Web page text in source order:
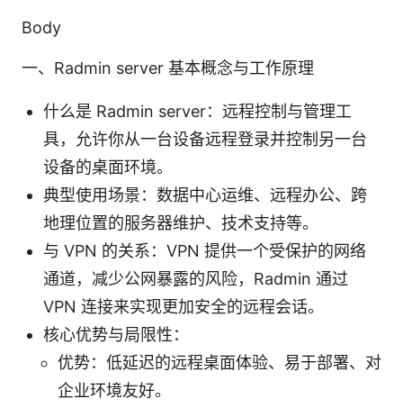
Body
一、Radmin server 基本概念与工作原理
什么是 Radmin server：远程控制与管理工
具，允许你从一台设备远程登录并控制另一台
设备的桌面环境。
典型使用场景：数据中心运维、远程办公、跨
地理位置的服务器维护、技术支持等。
与 VPN 的关系：VPN 提供一个受保护的网络
通道，减少公网暴露的风险，Radmin 通过
VPN 连接来实现更加安全的远程会话。
核心优势与局限性：
优势：低延迟的远程桌面体验、易于部署、对
企业环境友好。